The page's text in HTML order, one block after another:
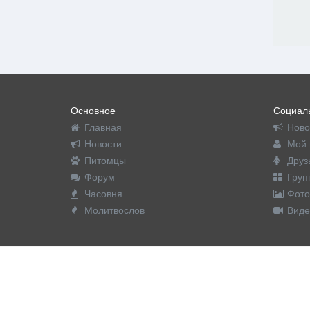
Основное
Главная
Новости
Питомцы
Форум
Часовня
Молитвослов
Мой
Фото